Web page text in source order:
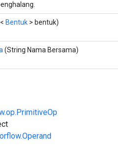
Bentuk > bentuk)
(String Nama Bersama)